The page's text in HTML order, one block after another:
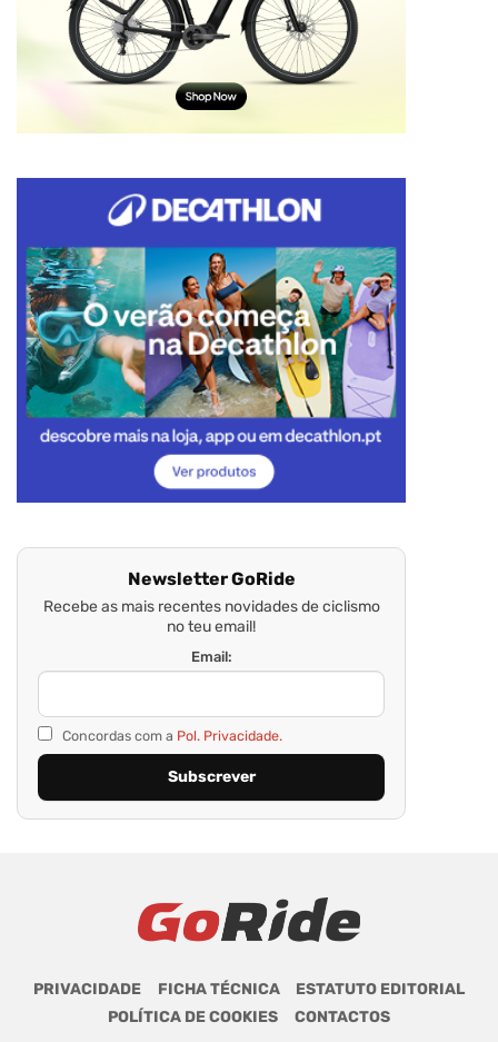
Newsletter GoRide
Recebe as mais recentes novidades de ciclismo
no teu email!
Email:
Concordas com a Pol. Privacidade.
PRIVACIDADE FICHA TÉCNICA
ESTATUTO EDITORIAL
POLÍTICA DE COOKIES
CONTACTOS